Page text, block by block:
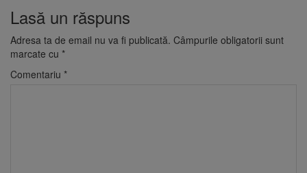
Lasă un răspuns
Adresa ta de email nu va fi publicată. Câmpurile obligatorii sunt
marcate cu *
Comentariu *